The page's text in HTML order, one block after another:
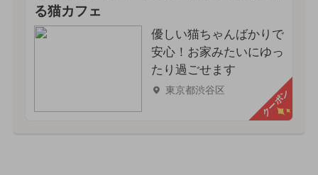
る猫カフェ
優しい猫ちゃんばかりで
安心！お家みたいにゆっ
たり過ごせます
東京都渋谷区 クーポン